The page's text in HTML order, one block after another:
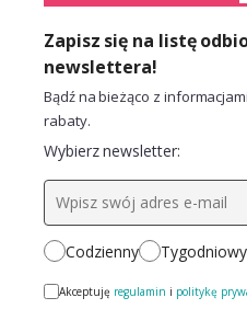
Zapisz się na listę
newslettera!
Bądź na bieżąco z
rabaty.
Wybierz newsletter:
Codzienny Tygodniowy
Akceptuję regulamin i politykę